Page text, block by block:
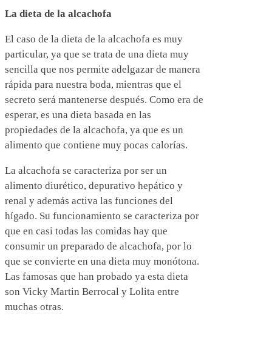
La dieta de la alcachofa
El caso de la dieta de la alcachofa es muy
particular, ya que se trata de una dieta muy
sencilla que nos permite adelgazar de manera
rápida para nuestra boda, mientras que el
secreto será mantenerse después. Como era de
esperar, es una dieta basada en las
propiedades de la alcachofa, ya que es un
alimento que contiene muy pocas calorías.
La alcachofa se caracteriza por ser un
alimento diurético, depurativo hepático y
renal y además activa las funciones del
hígado. Su funcionamiento se caracteriza por
que en casi todas las comidas hay que
consumir un preparado de alcachofa, por lo
que se convierte en una dieta muy monótona.
Las famosas que han probado ya esta dieta
son Vicky Martin Berrocal y Lolita entre
muchas otras.